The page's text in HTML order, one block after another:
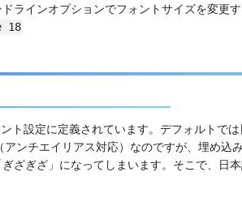
ラインオプションでフォントサイズを変更す
18
ト設定に定義されています。デフォルトで
ンチエイリアス対応）なのですが、埋め込
ざぎざ」になってしまいます。そこで、日